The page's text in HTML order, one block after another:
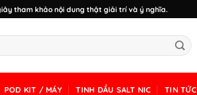
tham khảo nội dung thật giải trí và ý nghĩa.
POD KIT / MÁY TINH DẦU SALT NIC TIN TỨC